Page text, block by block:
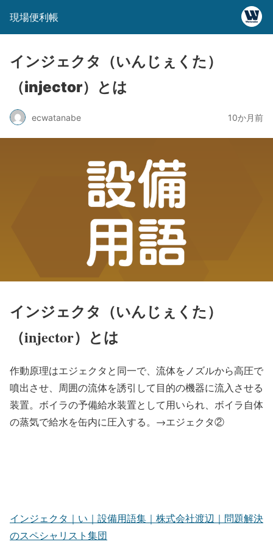
現場便利帳
インジェクタ（いんじぇくた）
（injector）とは
ecwatanabe 10か月前
インジェクタ（いんじぇくた）
（injector）とは
作動原理はエジェクタと同一で、流体をノズルから高圧で
噴出させ、周囲の流体を誘引して目的の機器に流入させる
装置。ボイラの予備給水装置として用いられ、ボイラ自体
の蒸気で給水を缶内に圧入する。→エジェクタ②
インジェクタ｜い｜設備用語集｜株式会社渡辺｜問題解決
のスペシャリスト集団